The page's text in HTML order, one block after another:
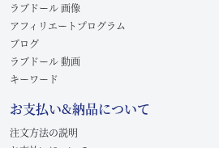
ラブドール 画像
アフィリエートプログラム
ブログ
ラブドール 動画
キーワード
お支払い&納品について
注文方法の説明